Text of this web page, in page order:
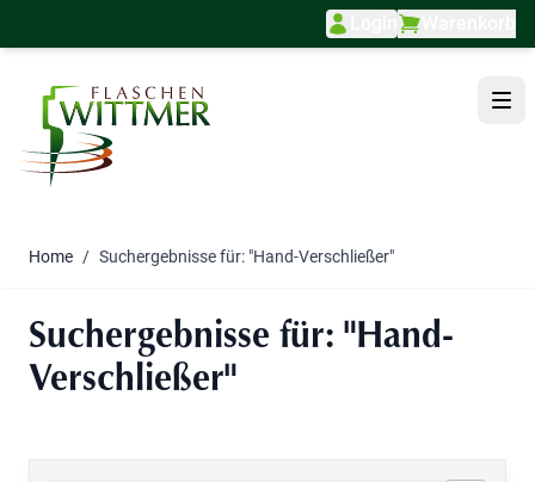
Home / Suchergebnisse für: "Hand-Verschließer"
Suchergebnisse für: "Hand-
Verschließer"